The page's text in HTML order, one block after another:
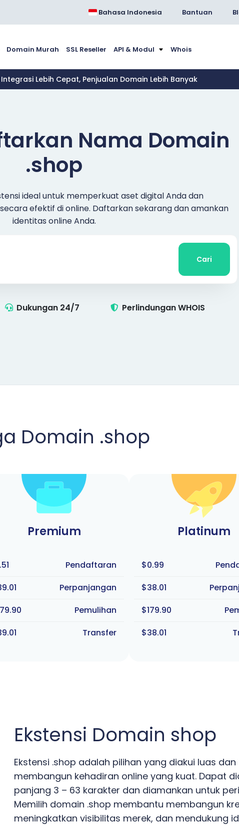
Bahasa Indonesia Bantuan
Domain Murah SSL Reseller API & Modul Whois
Integrasi Lebih Cepat, Penjualan Domain Lebih Banyak
Nama Domain
.shop
ideal untuk memperkuat aset digital Anda dan
efektif di online. Daftarkan sekarang dan amankan
identitas online Anda.
Cari
Dukungan 24/7 Perlindungan WHOIS
Domain .shop
Premium
Pendaftaran
Perpanjangan
Pemulihan
Transfer
Platinum
$0.99
$38.01
$179.90
$38.01
Ekstensi Domain shop
Ekstensi .shop adalah pilihan yang diakui luas
membangun kehadiran online yang kuat. Dapat
panjang 3 – 63 karakter dan diamankan untuk
Memilih domain .shop membantu membangun
meningkatkan visibilitas merek, dan mendukung